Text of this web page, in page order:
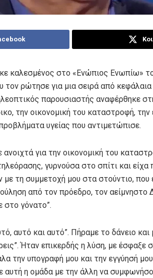
καλεσμένος στο «Ενώπιος Ενωπίω»
τον ρώτησε για μια σειρά από
παρουσιαστής αναφέρθηκε
την οικονομική του καταστροφή,
υγείας που αντιμετώπισε.
για την οικονομική του
γυρνούσα στο σπίτι και είχα
τη συμμετοχή μου στα στούντιο, που
από τον πρόεδρο, τον αείμνηστο
στο γόνατο”.
αυτό και αυτό”. Πήραμε το δάνειο
Ήταν επικερδής η λύση, με έσφαξε
την υπογραφή μου και την εγγύησή μου
η ομάδα με την άλλη να